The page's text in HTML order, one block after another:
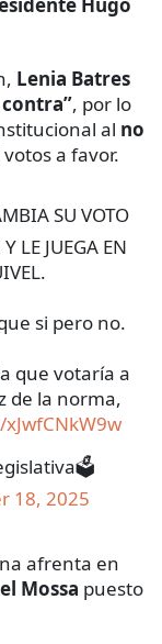
Hugo
Lenia Batres
contra”, por lo
al no
votos a favor.
SU VOTO
LE JUEGA EN
si pero no.
que votaría a
de la norma,
18, 2025
afrenta en
Mossa puesto